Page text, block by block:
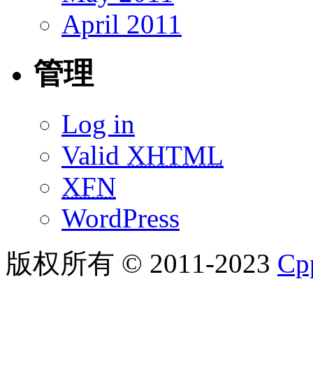
April 2011
管理
Log in
Valid XHTML
XFN
WordPress
版权所有 © 2011-2023